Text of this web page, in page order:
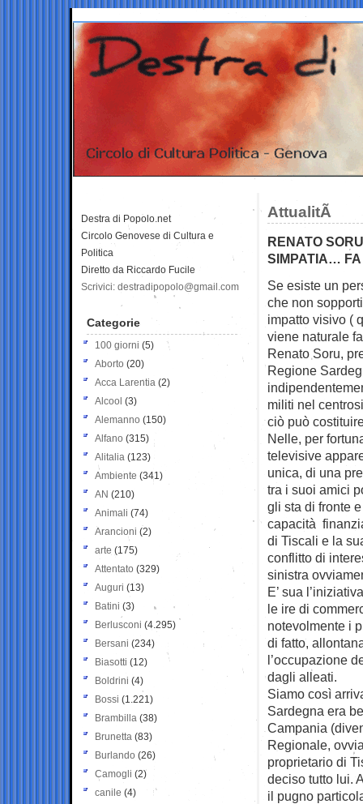
AttualitÃ
RENATO
SIMPATIA… FA
Se esiste un
che non
impatto visivo (
viene naturale
Renato Soru,
Regione
militi nel
ciò può
Nelle, per
televisive
unica, di una
tra i suoi amici
gli sta di fronte
capacità
di Tiscali e la
conflitto di
sinistra
E’ sua
le ire di
notevolmente i
di fatto,
l’occupazione
dagli alleati.
Siamo così
Sardegna era
Campania
Regionale,
proprietario di
deciso tutto lui.
il pugno
Destra di Popolo.net
Circolo Genovese di Cultura e
Politica
Diretto da Riccardo Fucile
Scrivici: destradipopolo@gmail.com
Categorie
100 giorni (5)
Aborto (20)
Acca Larentia (2)
Alcool (3)
Alemanno (150)
Alfano (315)
Alitalia (123)
Ambiente (341)
AN (210)
Animali (74)
Arancioni (2)
arte (175)
Attentato (329)
Auguri (13)
Batini (3)
Berlusconi (4.295)
Bersani (234)
Biasotti (12)
Boldrini (4)
Bossi (1.221)
Brambilla (38)
Brunetta (83)
Burlando (26)
Camogli (2)
canile (4)